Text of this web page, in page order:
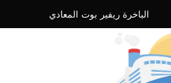
الباخرة ريفير بوت المعادي